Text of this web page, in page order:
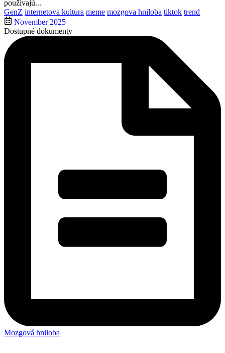
používajú...
GenZ internetova kultura meme mozgova hniloba tiktok trend
November 2025
Dostupné dokumenty
Mozgová hniloba